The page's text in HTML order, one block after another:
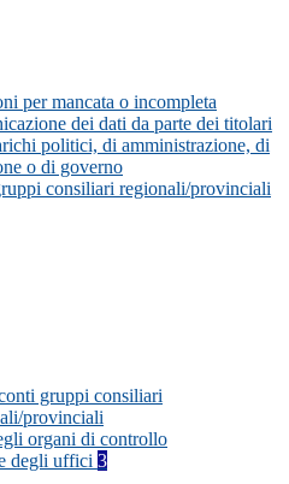
per mancata o incompleta
dei dati da parte dei titolari
politici, di amministrazione, di
o di governo
consiliari regionali/provinciali
gruppi consiliari
provinciali
organi di controllo
degli uffici 3